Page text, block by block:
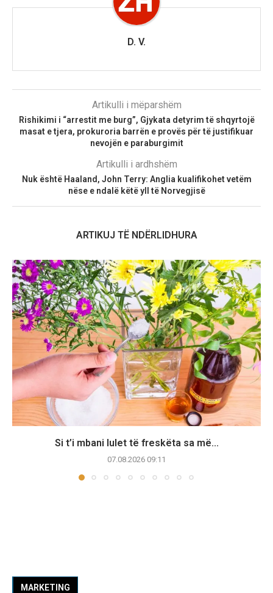
D. V.
Artikulli i mëparshëm
Rishikimi i “arrestit me burg”, Gjykata detyrim të shqyrtojë
masat e tjera, prokuroria barrën e provës për të justifikuar
nevojën e paraburgimit
Artikulli i ardhshëm
Nuk është Haaland, John Terry: Anglia kualifikohet vetëm
nëse e ndalë këtë yll të Norvegjisë
ARTIKUJ TË NDËRLIDHURA
Si t’i mbani lulet të freskëta sa më...
07.08.2026 09:11
MARKETING